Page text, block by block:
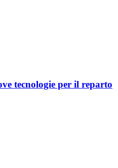
tecnologie per il reparto